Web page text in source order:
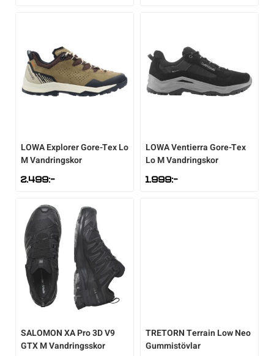
LOWAExplorer Gore-Tex Lo
M Vandringskor
2.499:-
LOWAVentierra Gore-Tex
Lo M Vandringskor
1.999:-
SALOMONXA Pro 3D V9
GTX M Vandringsskor
TRETORNTerrain Low Neo
Gummistövlar